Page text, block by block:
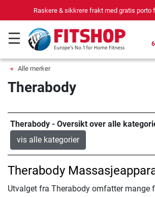
Raskere & sikkrere frakt med gratis porto
Alle merker
Therabody
Therabody - Oversikt over alle
vis alle kategorier
Therabody
Utvalget fra Therabody omfatter mange